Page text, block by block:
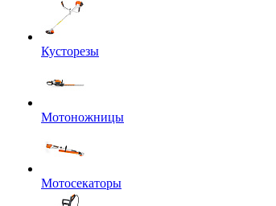
Кусторезы
Мотоножницы
Мотосекаторы